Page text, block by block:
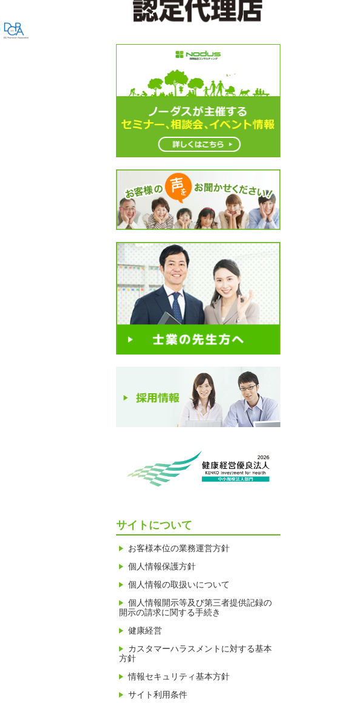
サイトについて
お客様本位の業務運営方針
個人情報保護方針
個人情報の取扱いについて
個人情報開示等及び第三者提供記録の
開示の請求に関する手続き
健康経営
カスタマーハラスメントに対する基本
方針
情報セキュリティ基本方針
サイト利用条件